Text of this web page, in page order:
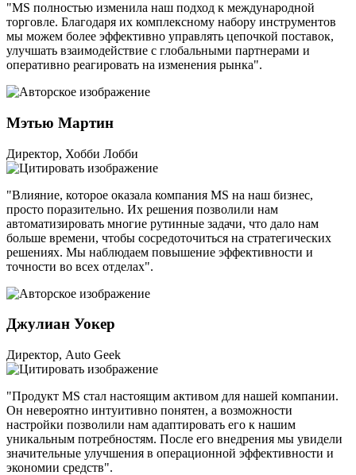
"MS полностью изменила наш подход к международной
торговле. Благодаря их комплексному набору инструментов
мы можем более эффективно управлять цепочкой поставок,
улучшать взаимодействие с глобальными партнерами и
оперативно реагировать на изменения рынка".
Мэтью Мартин
Директор, Хобби Лобби
"Влияние, которое оказала компания MS на наш бизнес,
просто поразительно. Их решения позволили нам
автоматизировать многие рутинные задачи, что дало нам
больше времени, чтобы сосредоточиться на стратегических
решениях. Мы наблюдаем повышение эффективности и
точности во всех отделах".
Джулиан Уокер
Директор, Auto Geek
"Продукт MS стал настоящим активом для нашей компании.
Он невероятно интуитивно понятен, а возможности
настройки позволили нам адаптировать его к нашим
уникальным потребностям. После его внедрения мы увидели
значительные улучшения в операционной эффективности и
экономии средств".